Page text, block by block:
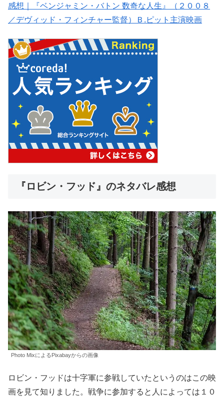
感想｜『ベンジャミン・バトン 数奇な人生』（２００８
／デヴィッド・フィンチャー監督）Ｂ.ピット主演映画
『ロビン・フッド』のネタバレ感想
Photo MixによるPixabayからの画像
ロビン・フッドは十字軍に参戦していたというのはこの映
画を見て知りました。戦争に参加すると人によっては１０